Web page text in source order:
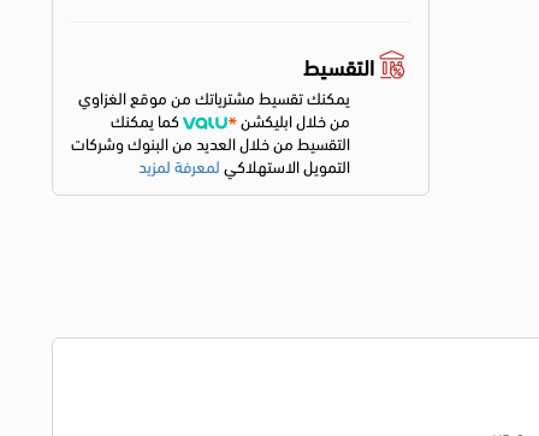
التقسيط
يمكنك تقسيط مشترياتك من موقع الغزاوي
من خلال ابليكشن
كما يمكنك
التقسيط من خلال العديد من البنوك وشركات
التمويل الاستهلاكيلمعرفة لمزيد